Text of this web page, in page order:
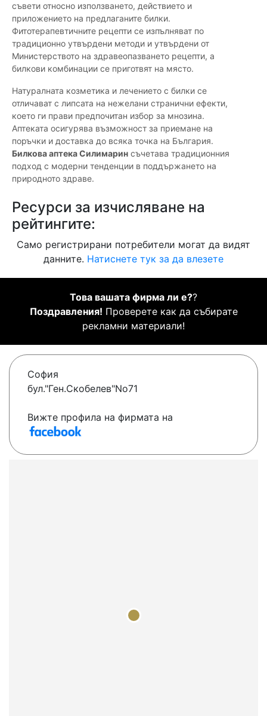
съвети относно използването, действието и
приложението на предлаганите билки.
Фитотерапевтичните рецепти се изпълняват по
традиционно утвърдени методи и утвърдени от
Министерството на здравеопазването рецепти, а
билкови комбинации се приготвят на място.
Натуралната козметика и лечението с билки се
отличават с липсата на нежелани странични ефекти,
което ги прави предпочитан избор за мнозина.
Аптеката осигурява възможност за приемане на
поръчки и доставка до всяка точка на България.
Билкова аптека Силимарин съчетава традиционния
подход с модерни тенденции в поддържането на
природното здраве.
Ресурси за изчисляване на
рейтингите:
Само регистрирани потребители могат да видят
данните. Натиснете тук за да влезете
Това вашата фирма ли е??
Поздравления! Проверете как да събирате
рекламни материали!
София
бул."Ген.Скобелев"No71
Вижте профила на фирмата на